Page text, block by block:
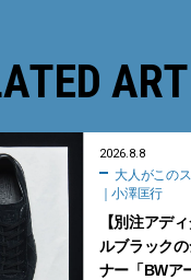
2026.8.8
｜小澤匡行
【別注アデ
ルブラック
ナー「BWア